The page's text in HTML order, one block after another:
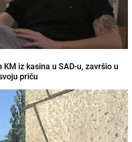
iz kasina u SAD-u, završio u
priču